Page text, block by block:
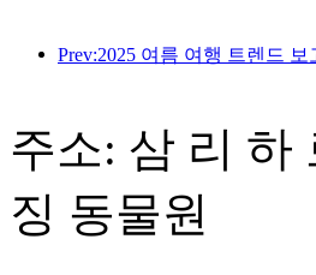
주소: 삼 리 하
징 동물원